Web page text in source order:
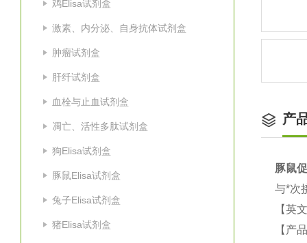
鸡Elisa试剂盒
激素、内分泌、自身抗体试剂盒
肿瘤试剂盒
肝纤试剂盒
血栓与止血试剂盒
凋亡、活性多肽试剂盒
狗Elisa试剂盒
豚鼠Elisa试剂盒
兔子Elisa试剂盒
猪Elisa试剂盒
产
豚鼠
与*次
【英
【产